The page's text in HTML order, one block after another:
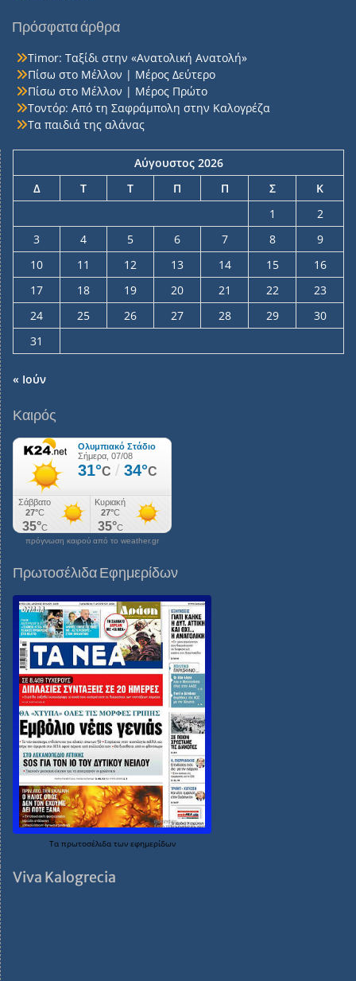
Πρόσφατα άρθρα
Timor: Ταξίδι στην «Ανατολική Ανατολή»
Πίσω στο Μέλλον | Μέρος Δεύτερο
Πίσω στο Μέλλον | Μέρος Πρώτο
Τοντόρ: Από τη Σαφράμπολη στην Καλογρέζα
Τα παιδιά της αλάνας
Αύγουστος 2026
Δ
Τ Τ Π Π Σ
Κ
1
2
3
4 5 6 7 8
9
10
11 12 13 14 15
16
17
18 19 20 21 22
23
24
25 26 27 28 29
30
31
« Ιούν
Καιρός
πρόγνωση καιρού από το weather.gr
Πρωτοσέλιδα Εφημερίδων
Τα πρωτοσέλιδα των εφημερίδων
Viva Kalogrecia